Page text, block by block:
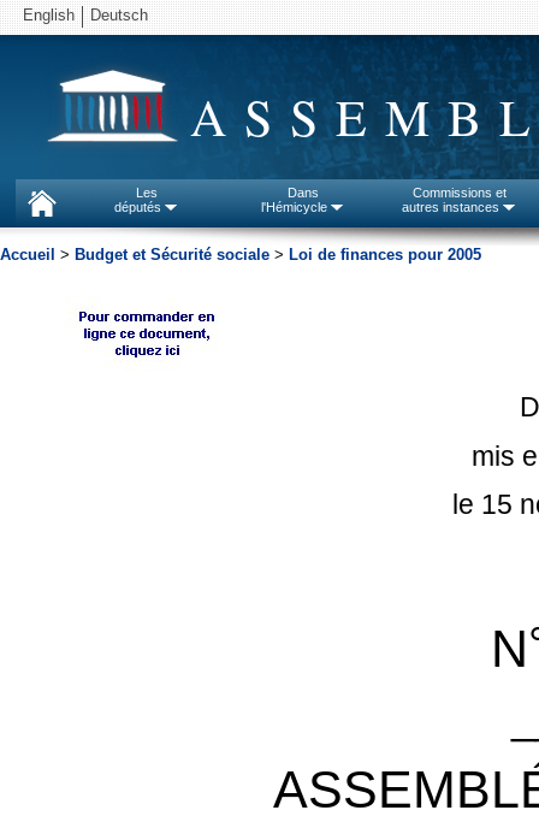
English Deutsch
Les
députés
Dans
l'Hémicycle
Commissions et
autres instances
Accueil > Budget et Sécurité sociale > Loi de finances pour 2005
mis
le 15
N